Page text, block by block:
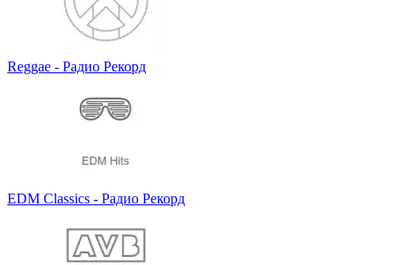
Reggae - Радио Рекорд
EDM Classics - Радио Рекорд